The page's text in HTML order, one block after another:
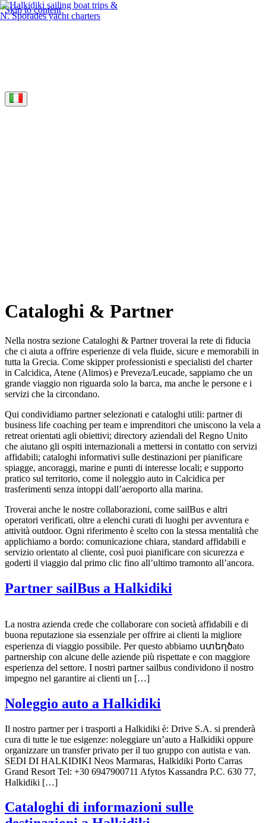
Skip to content
Cataloghi & Partner
Nella nostra sezione Cataloghi & Partner troverai la rete di fiducia
che ci aiuta a offrire esperienze di vela fluide, sicure e memorabili in
tutta la Grecia. Come skipper professionisti e specialisti del charter
in Calcidica, Atene (Alimos) e Preveza/Leucade, sappiamo che un
grande viaggio non riguarda solo la barca, ma anche le persone e i
servizi che la circondano.
Qui condividiamo partner selezionati e cataloghi utili: partner di
business life coaching per team e imprenditori che uniscono la vela a
retreat orientati agli obiettivi; directory aziendali del Regno Unito
che aiutano gli ospiti internazionali a mettersi in contatto con servizi
affidabili; cataloghi informativi sulle destinazioni per pianificare
spiagge, ancoraggi, marine e punti di interesse locali; e supporto
pratico sul territorio, come il noleggio auto in Calcidica per
trasferimenti senza intoppi dall’aeroporto alla marina.
Troverai anche le nostre collaborazioni, come sailBus e altri
operatori verificati, oltre a elenchi curati di luoghi per avventura e
attività outdoor. Ogni riferimento è scelto con la stessa mentalità che
applichiamo a bordo: comunicazione chiara, standard affidabili e
servizio orientato al cliente, così puoi pianificare con sicurezza e
goderti il viaggio dal primo clic fino all’ultimo tramonto all’ancora.
Partner sailBus a Halkidiki
La nostra azienda crede che collaborare con società affidabili e di
buona reputazione sia essenziale per offrire ai clienti la migliore
esperienza di viaggio possibile. Per questo abbiamo ստեղծato
partnership con alcune delle aziende più rispettate e con maggiore
esperienza del settore. I nostri partner sailbus condividono il nostro
impegno nel garantire ai clienti un […]
Noleggio auto a Halkidiki
Il nostro partner per i trasporti a Halkidiki è: Drive S.A. si prenderà
cura di tutte le tue esigenze: noleggiare un’auto a Halkidiki oppure
organizzare un transfer privato per il tuo gruppo con autista e van.
SEDI DI HALKIDIKI Neos Marmaras, Halkidiki Porto Carras
Grand Resort Tel: +30 6947900711 Afytos Kassandra P.C. 630 77,
Halkidiki […]
Cataloghi di informazioni sulle